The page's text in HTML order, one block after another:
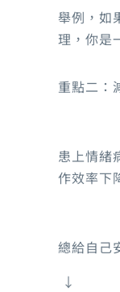
舉例，如
理，你是
重點二：
患上情緒
作效率下
總給自己
↓